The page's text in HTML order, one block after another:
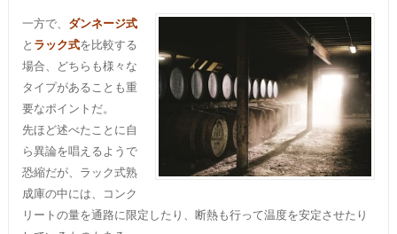
一方で、 ダンネージ式
と ラック式を比較する
場合、どちらも様々な
タイプがあることも重
要なポイントだ。
先ほど述べたことに自
ら異論を唱えるようで
恐縮だが、ラック式熟
成庫の中には、コンク
リートの量を通路に限定したり、断熱も行って温度を安定させたり